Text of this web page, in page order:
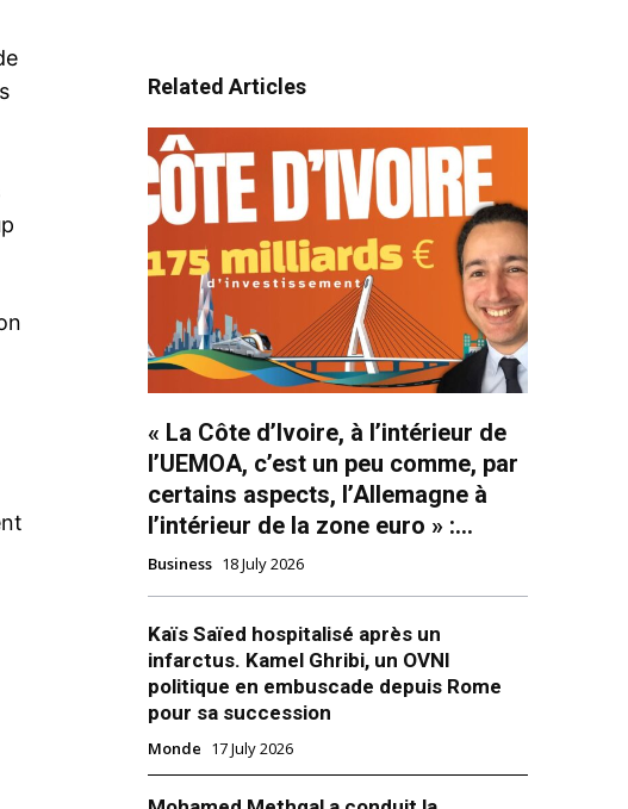
Related Articles
« La Côte d’Ivoire, à l’intérieur de
l’UEMOA, c’est un peu comme, par
certains aspects, l’Allemagne à
l’intérieur de la zone euro » :...
Business 18 July 2026
Kaïs Saïed hospitalisé après un
infarctus. Kamel Ghribi, un OVNI
politique en embuscade depuis Rome
pour sa succession
Monde 17 July 2026